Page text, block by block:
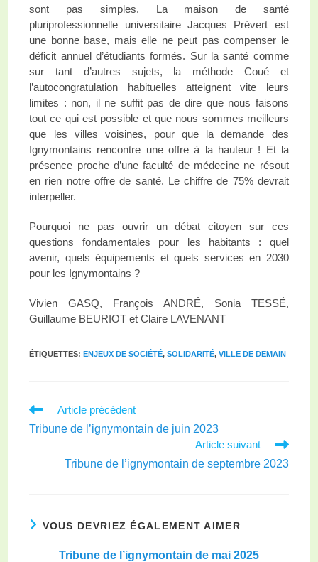
sont pas simples. La maison de santé
pluriprofessionnelle universitaire Jacques Prévert est
une bonne base, mais elle ne peut pas compenser le
déficit annuel d’étudiants formés. Sur la santé comme
sur tant d’autres sujets, la méthode Coué et
l’autocongratulation habituelles atteignent vite leurs
limites : non, il ne suffit pas de dire que nous faisons
tout ce qui est possible et que nous sommes meilleurs
que les villes voisines, pour que la demande des
Ignymontains rencontre une offre à la hauteur ! Et la
présence proche d’une faculté de médecine ne résout
en rien notre offre de santé. Le chiffre de 75% devrait
interpeller.
Pourquoi ne pas ouvrir un débat citoyen sur ces
questions fondamentales pour les habitants : quel
avenir, quels équipements et quels services en 2030
pour les Ignymontains ?
Vivien GASQ, François ANDRÉ, Sonia TESSÉ,
Guillaume BEURIOT et Claire LAVENANT
ÉTIQUETTES:ENJEUX DE SOCIÉTÉ, SOLIDARITÉ, VILLE DE DEMAIN
Article précédent
Tribune de l’ignymontain de juin 2023
Article suivant
Tribune de l’ignymontain de septembre 2023
VOUS DEVRIEZ ÉGALEMENT AIMER
Tribune de l’ignymontain de mai 2025